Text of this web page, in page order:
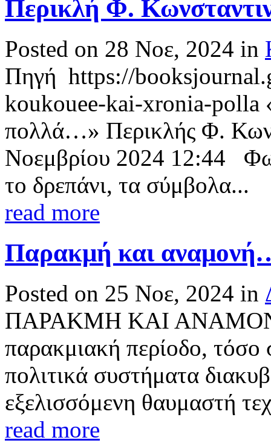
Περικλή Φ.
Posted on 28 Νοε, 2024 in
Πηγή https://
koukouee-kai-xronia-polla
πολλά…» Περικλής Φ.
Νοεμβρίου 2024 12:44
το δρεπάνι, τα σύμβολα...
read more
Παρακμή και
Posted on 25 Νοε, 2024 in
ΠΑΡΑΚΜΗ ΚΑΙ
παρακμιακή περίοδο, τόσο
πολιτικά συστήματα
εξελισσόμενη θαυμαστή
read more